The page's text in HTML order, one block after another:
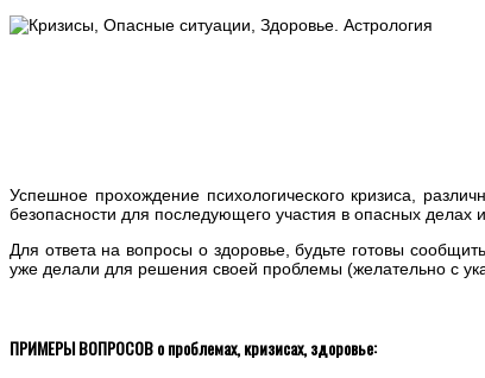
Успешное прохождение психологического кризиса,
безопасности для последующего участия в опасных делах
Для ответа на вопросы о здоровье, будьте готовы
уже делали для решения своей проблемы (желательно с
ПРИМЕРЫ ВОПРОСОВ о проблемах, кризисах, здоровье: